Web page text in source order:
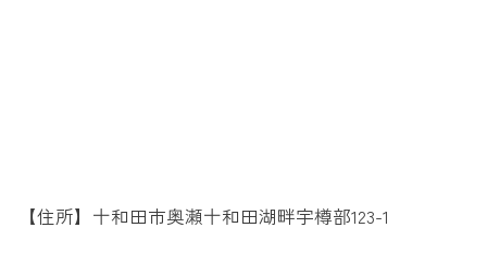
【住所】十和田市奥瀬十和田湖畔宇樽部123-1